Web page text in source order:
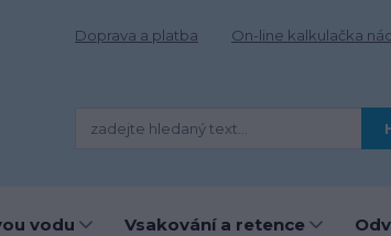
Doprava a platba On-line kalkulačka
vodu Vsakování a retence